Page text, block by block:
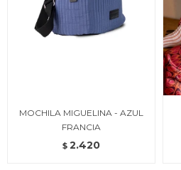
MOCHILA MIGUELINA - AZUL
FRANCIA
$ 2.420